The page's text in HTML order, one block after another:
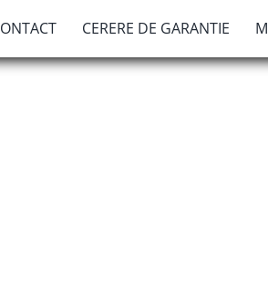
CERERE DE GARANTIE